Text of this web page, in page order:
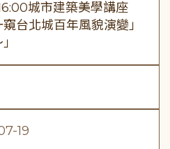
城市建築美學講座
窺台北城百年風貌演變」
19